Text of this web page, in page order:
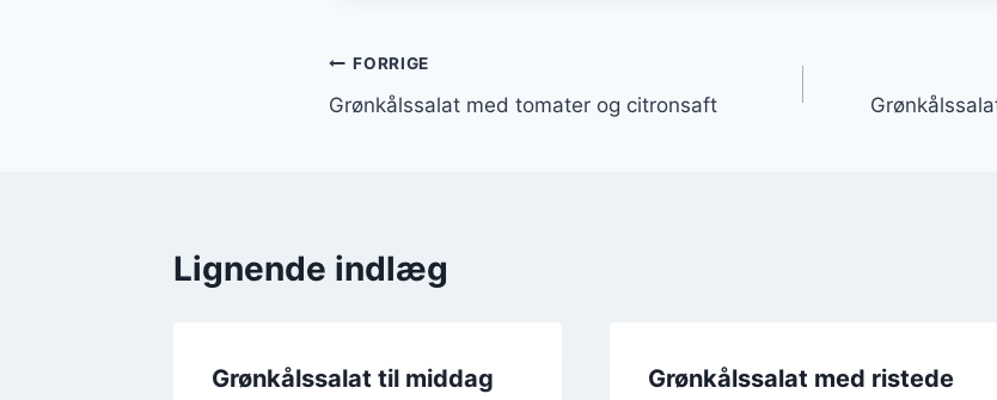
Indlægsnavigation
FORRIGE
Grønkålssalat med tomater og citronsaft
Lignende indlæg
Grønkålssalat til middag
Grønkålssalat med ristede